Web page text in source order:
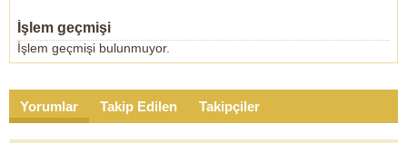
İşlem geçmişi
İşlem geçmişi bulunmuyor.
Yorumlar Takip Edilen Takipçiler